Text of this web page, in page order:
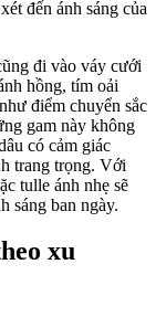
đến ánh sáng của
đi vào váy cưới
hồng, tím oải
điểm chuyển sắc
gam này không
có cảm giác
trang trọng. Với
tulle ánh nhẹ sẽ
sáng ban ngày.
xu